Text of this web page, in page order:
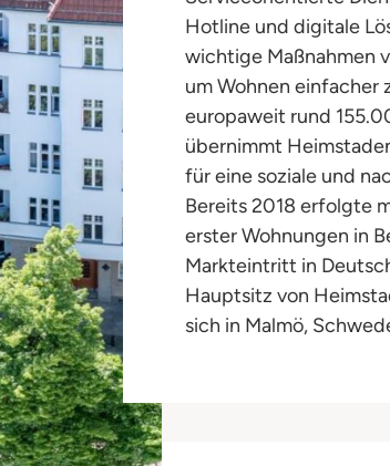
Hotline und digitale
wichtige Maßnahmen
um Wohnen einfacher
europaweit rund
übernimmt
für eine soziale und
Bereits 2018 erfolgte
erster Wohnungen in
Markteintritt in
Hauptsitz von
sich in Malmö,